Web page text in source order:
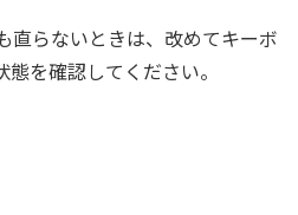
直らないときは、改めてキーボ
を確認してください。